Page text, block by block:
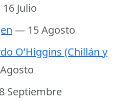
Julio
— 15 Agosto
O’Higgins (Chillán y
Septiembre